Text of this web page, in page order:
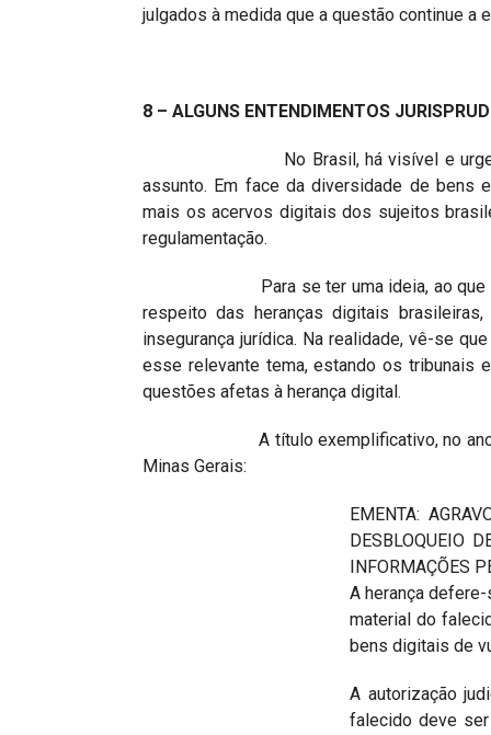
julgados à medida que a questão continue a
8 – ALGUNS ENTENDIMENTOS
No Brasil, há visível e urgente
assunto. Em face da diversidade de bens
mais os acervos digitais dos sujeitos
regulamentação.
Para se ter uma ideia, ao que se
respeito das heranças digitais
insegurança jurídica. Na realidade, vê-se
esse relevante tema, estando os tribunais
questões afetas à herança digital.
A título exemplificativo, no ano de
Minas Gerais:
EMENTA:
DESBLOQUEIO
INFORMAÇÕES
A herança
material do
bens digitais de
A autorização
falecido deve